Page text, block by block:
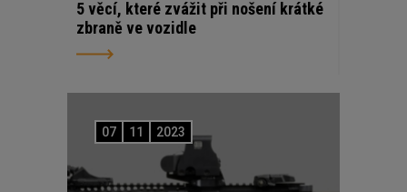
5 věcí, které zvážit při nošení krátké
zbraně ve vozidle
07 11 2023